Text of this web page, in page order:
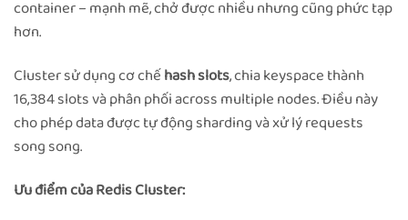
container – mạnh mẽ, chở được nhiều nhưng cũng phức tạp
hơn.
Cluster sử dụng cơ chếhash slots, chia keyspace thành
16,384 slots và phân phối across multiple nodes. Điều này
cho phép data được tự động sharding và xử lý requests
song song.
Ưu điểm của Redis Cluster: